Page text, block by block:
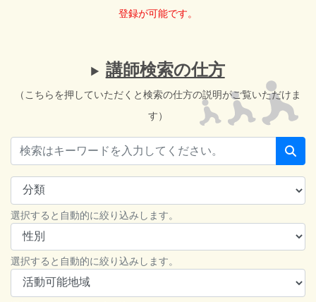
登録が可能です。
講師検索の仕方
（こちらを押していただくと検索の仕方の説明がご覧いただけま
す）
選択すると自動的に絞り込みします。
選択すると自動的に絞り込みします。